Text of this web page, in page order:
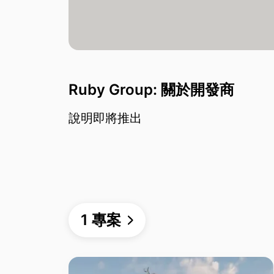
Ruby Group: 關於開發商
說明即將推出
1 專案